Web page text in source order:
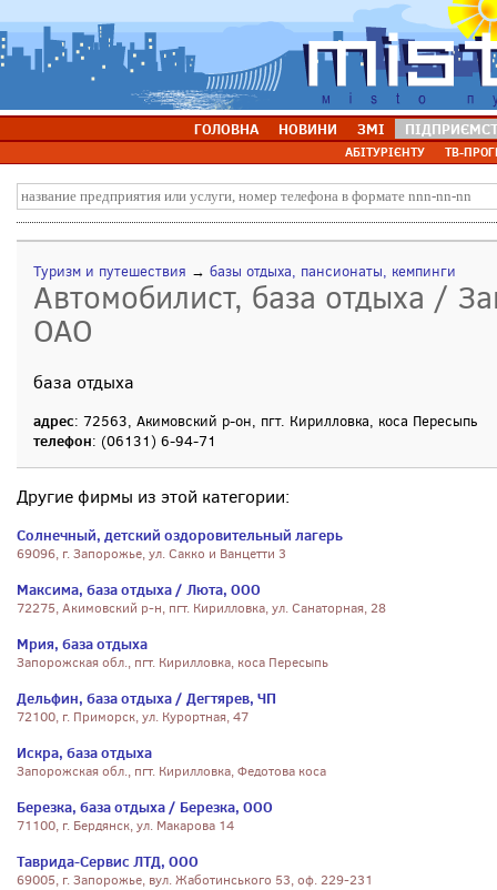
ГОЛОВНА НОВИНИ ЗМІ
АБІТУРІЄНТУ ТВ-
Туризм и путешествия → базы отдыха, пансионаты, кемпинги
Автомобилист, база отдыха /
ОАО
база отдыха
адрес: 72563, Акимовский р-он, пгт. Кирилловка, коса Пересыпь
телефон: (06131) 6-94-71
Другие фирмы из этой категории:
Солнечный, детский оздоровительный лагерь
69096, г. Запорожье, ул. Сакко и Ванцетти 3
Максима, база отдыха / Люта, ООО
72275, Акимовский р-н, пгт. Кирилловка, ул. Санаторная, 28
Мрия, база отдыха
Запорожская обл., пгт. Кирилловка, коса Пересыпь
Дельфин, база отдыха / Дегтярев, ЧП
72100, г. Приморск, ул. Курортная, 47
Искра, база отдыха
Запорожская обл., пгт. Кирилловка, Федотова коса
Березка, база отдыха / Березка, ООО
71100, г. Бердянск, ул. Макарова 14
Таврида-Сервис ЛТД, ООО
69005, г. Запорожье, вул. Жаботинського 53, оф. 229-231